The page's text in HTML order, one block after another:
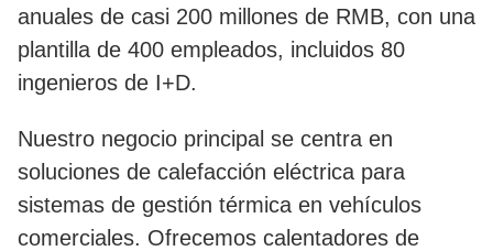
anuales de casi 200 millones de RMB, con una
plantilla de 400 empleados, incluidos 80
ingenieros de I+D.
Nuestro negocio principal se centra en
soluciones de calefacción eléctrica para
sistemas de gestión térmica en vehículos
comerciales. Ofrecemos calentadores de